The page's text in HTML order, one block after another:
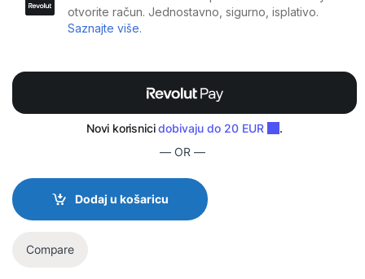
— OR —
Dodaj u košaricu
Compare